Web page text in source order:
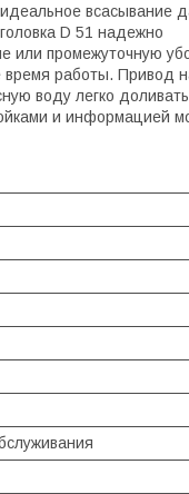
всасывание
D 51 надежно
или промежуточную
время работы. Привод
воду легко
и информацией